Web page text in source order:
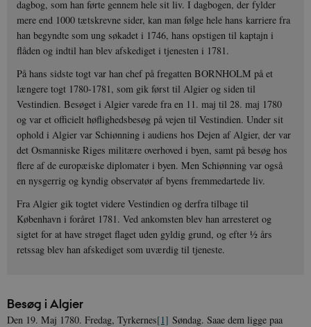
dagbog, som han førte gennem hele sit liv. I dagbogen, der fylder
mere end 1000 tætskrevne sider, kan man følge hele hans karriere fra
han begyndte som ung søkadet i 1746, hans opstigen til kaptajn i
flåden og indtil han blev afskediget i tjenesten i 1781.
På hans sidste togt var han chef på fregatten BORNHOLM på et
længere togt 1780-1781, som gik først til Algier og siden til
Vestindien. Besøget i Algier varede fra en 11. maj til 28. maj 1780
og var et officielt høflighedsbesøg på vejen til Vestindien. Under sit
ophold i Algier var Schiønning i audiens hos Dejen af Algier, der var
det Osmanniske Riges militære overhoved i byen, samt på besøg hos
flere af de europæiske diplomater i byen. Men Schiønning var også
en nysgerrig og kyndig observatør af byens fremmedartede liv.
Fra Algier gik togtet videre Vestindien og derfra tilbage til
København i foråret 1781. Ved ankomsten blev han arresteret og
sigtet for at have strøget flaget uden gyldig grund, og efter ½ års
retssag blev han afskediget som uværdig til tjeneste.
Besøg i Algier
Den 19. Maj 1780. Fredag, Tyrkernes[1] Søndag. Saae dem ligge paa